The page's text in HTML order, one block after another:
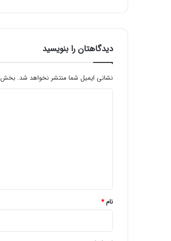
ل
ا
ی
ب
ا
دیدگاهتان را بنویسید
نشانی ایمیل شما منتشر نخواهد شد.
نام*